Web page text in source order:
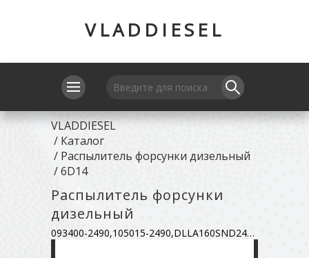
VLADDIESEL
VLADDIESEL
/ Каталог
/ Распылитель форсунки дизельный
/6D14
Распылитель форсунки
дизельный
093400-2490,105015-2490,DLLA160SND249,ME728228